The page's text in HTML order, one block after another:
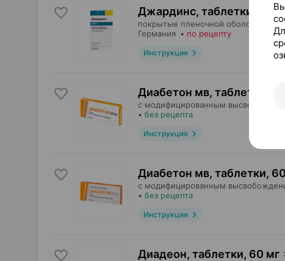
Джардинс, таблетки 25 мг
покрытые пленочной оболочкой,
Германия • по рецепту
Инструкция
Диабетон мв, таблетки
с модифицированным
• без рецепта
Инструкция
Диабетон мв, таблетки,
с модифицированным
• без рецепта
Инструкция
Диадеон, таблетки, 60 мг